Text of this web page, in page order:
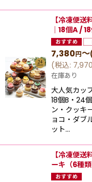
【冷凍便
｜18個A /
7,380円～
(税込: 7,970
在庫あり
大人気カッ
18個B・24
ン・クッキ
ョコ・ダブ
ット…
【冷凍便
ーキ（6種